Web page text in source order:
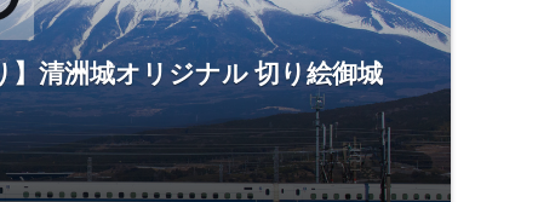
清洲城オリジナル 切り絵御城